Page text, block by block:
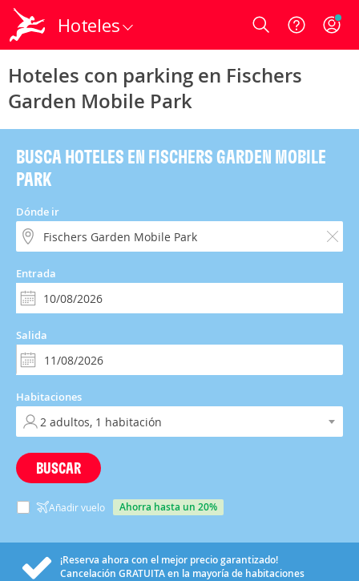
Hoteles Login
Hoteles con parking en Fischers
Garden Mobile Park
BUSCA HOTELES EN FISCHERS GARDEN MOBILE
PARK
Dónde ir
Entrada
Salida
Habitaciones
BUSCAR
Añadir vuelo ahorra hasta un 20%
¡Reserva ahora con el mejor precio garantizado!
Cancelación GRATUITAen la mayoría de habitaciones